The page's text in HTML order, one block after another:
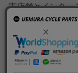
実店舗とインター
さい。実店舗の
Copyright(C)サイクルシ